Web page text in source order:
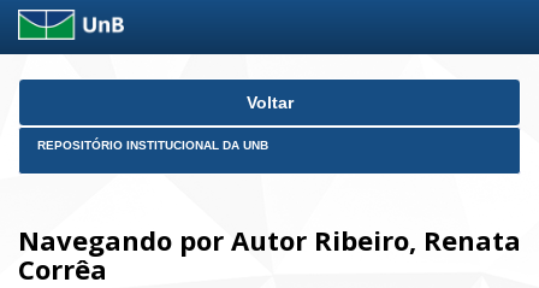
Skip
Voltar
REPOSITÓRIO INSTITUCIONAL DA UNB
Navegando por Autor Ribeiro, Renata
Corrêa